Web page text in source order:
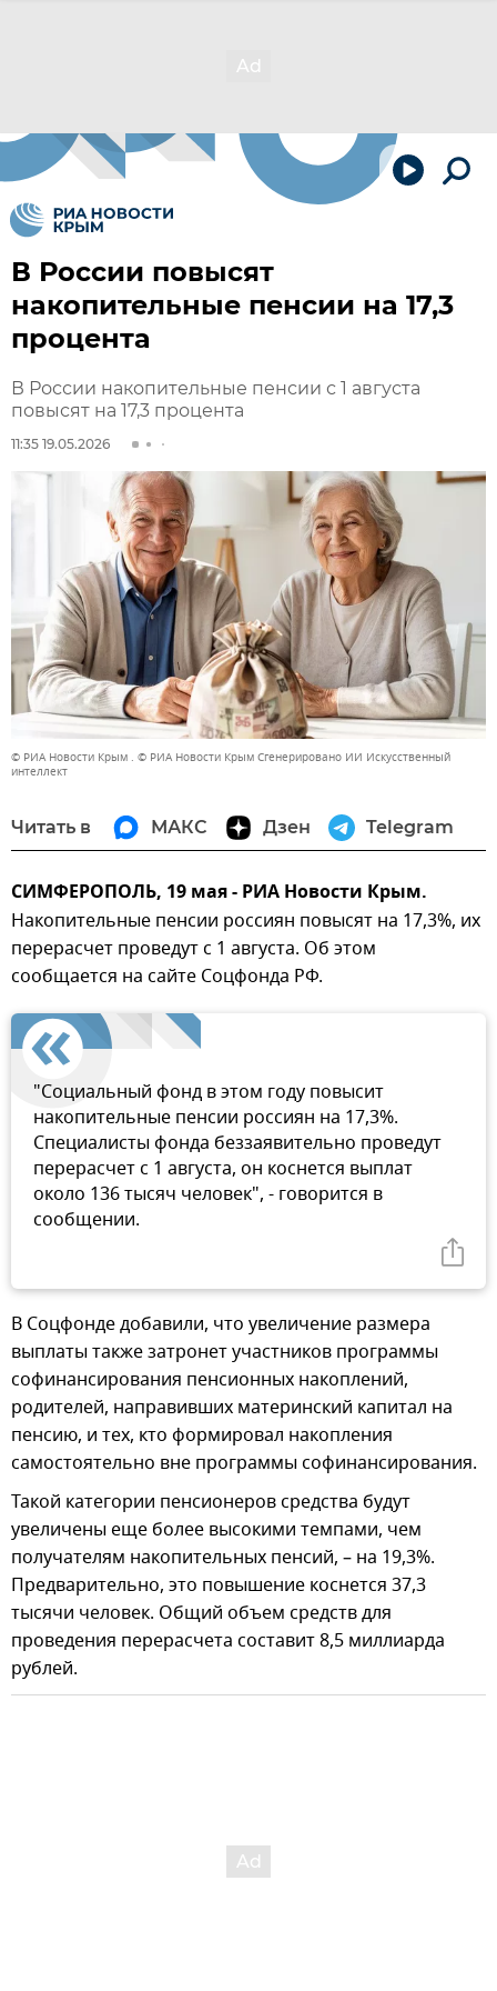
В России повысят
накопительные пенсии на 17,3
процента
В России накопительные пенсии с 1 августа
повысят на 17,3 процента
11:35 19.05.2026
© РИА Новости Крым . © РИА Новости Крым Сгенерировано ИИ Искусственный
интеллект
Читать в МАКС Дзен Telegram
СИМФЕРОПОЛЬ, 19 мая - РИА Новости Крым.
Накопительные пенсии россиян повысят на 17,3%, их
перерасчет проведут с 1 августа. Об этом
сообщается на сайте Соцфонда РФ.
"Социальный фонд в этом году повысит
накопительные пенсии россиян на 17,3%.
Специалисты фонда беззаявительно проведут
перерасчет с 1 августа, он коснется выплат
около 136 тысяч человек", - говорится в
сообщении.
В Соцфонде добавили, что увеличение размера
выплаты также затронет участников программы
софинансирования пенсионных накоплений,
родителей, направивших материнский капитал на
пенсию, и тех, кто формировал накопления
самостоятельно вне программы софинансирования.
Такой категории пенсионеров средства будут
увеличены еще более высокими темпами, чем
получателям накопительных пенсий, – на 19,3%.
Предварительно, это повышение коснется 37,3
тысячи человек. Общий объем средств для
проведения перерасчета составит 8,5 миллиарда
рублей.